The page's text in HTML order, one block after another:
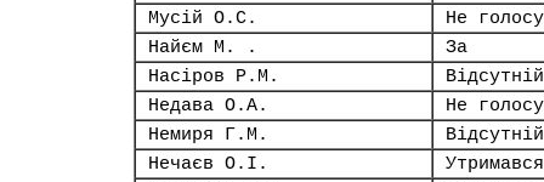
Мусій О.С.
Не
Найєм М. .
За
Насіров Р.М.
Відсутній
Недава О.А.
Не
Немиря Г.М.
Відсутній
Нечаєв О.І.
Утримався